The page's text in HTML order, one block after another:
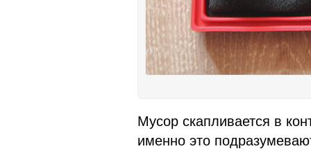
Мусор скапливается в
именно это